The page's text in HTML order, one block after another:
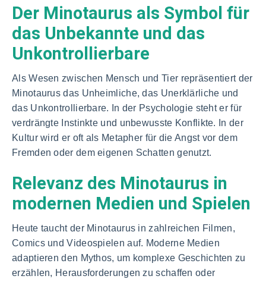
Der Minotaurus als Symbol für
das Unbekannte und das
Unkontrollierbare
Als Wesen zwischen Mensch und Tier repräsentiert der
Minotaurus das Unheimliche, das Unerklärliche und
das Unkontrollierbare. In der Psychologie steht er für
verdrängte Instinkte und unbewusste Konflikte. In der
Kultur wird er oft als Metapher für die Angst vor dem
Fremden oder dem eigenen Schatten genutzt.
Relevanz des Minotaurus in
modernen Medien und Spielen
Heute taucht der Minotaurus in zahlreichen Filmen,
Comics und Videospielen auf. Moderne Medien
adaptieren den Mythos, um komplexe Geschichten zu
erzählen, Herausforderungen zu schaffen oder